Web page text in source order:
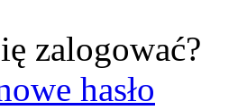
zalogować?
hasło